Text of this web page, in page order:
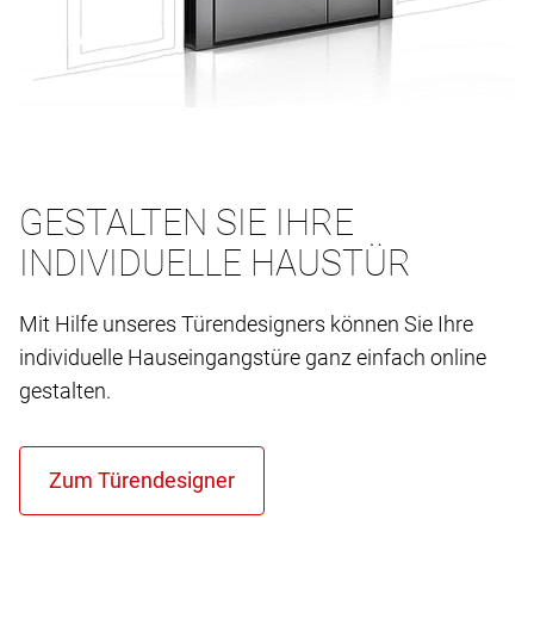
GESTALTEN SIE IHRE
INDIVIDUELLE HAUSTÜR
Mit Hilfe unseres Türendesigners können Sie Ihre
individuelle Hauseingangstüre ganz einfach online
gestalten.